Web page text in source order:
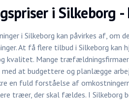
i Silkeborg -
i Silkeborg kan påvirkes af, om
At få flere tilbud i Silkeborg kan
kvalitet. Mange
at budgettere og planlægge
en fuld forståelse af
træer, der skal fældes. I Silkeborg